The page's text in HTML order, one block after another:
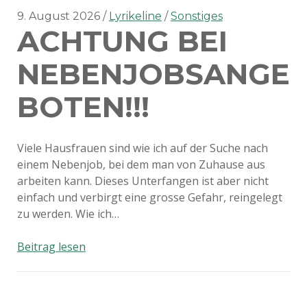
9. August 2026 Lyrikeline Sonstiges
ACHTUNG BEI
NEBENJOBSANGE
BOTEN!!!
Viele Hausfrauen sind wie ich auf der Suche nach
einem Nebenjob, bei dem man von Zuhause aus
arbeiten kann. Dieses Unterfangen ist aber nicht
einfach und verbirgt eine grosse Gefahr, reingelegt
zu werden. Wie ich…
Beitrag lesenAchtung